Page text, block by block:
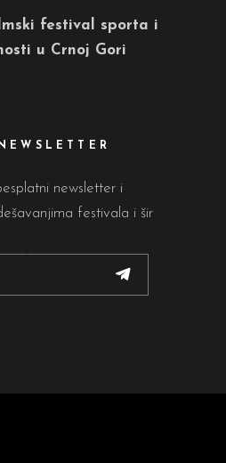
festival sporta i
u Crnoj Gori
newsletter i
festivala i šir